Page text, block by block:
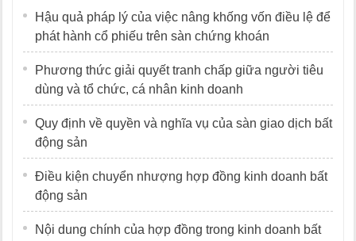
Hậu quả pháp lý của việc nâng khống vốn điều lệ để
phát hành cổ phiếu trên sàn chứng khoán
Phương thức giải quyết tranh chấp giữa người tiêu
dùng và tổ chức, cá nhân kinh doanh
Quy định về quyền và nghĩa vụ của sàn giao dịch bất
động sản
Điều kiện chuyển nhượng hợp đồng kinh doanh bất
động sản
Nội dung chính của hợp đồng trong kinh doanh bất